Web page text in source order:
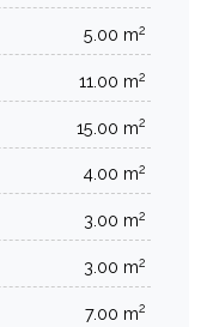
5.00 m2
11.00 m2
15.00 m2
4.00 m2
3.00 m2
3.00 m2
7.00 m2